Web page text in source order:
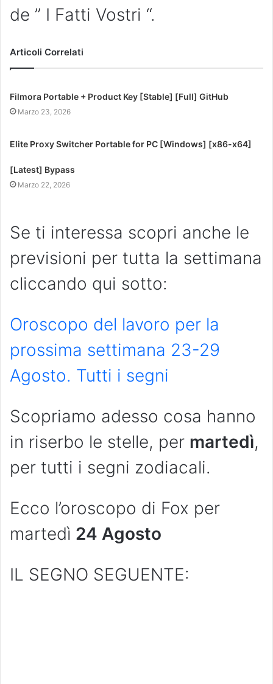
de ” I Fatti Vostri “.
Articoli Correlati
Filmora Portable + Product Key [Stable] [Full] GitHub
Marzo 23, 2026
Elite Proxy Switcher Portable for PC [Windows] [x86-x64]
[Latest] Bypass
Marzo 22, 2026
Se ti interessa scopri anche le
previsioni per tutta la settimana
cliccando qui sotto:
Oroscopo del lavoro per la
prossima settimana 23-29
Agosto. Tutti i segni
Scopriamo adesso cosa hanno
in riserbo le stelle, per martedì,
per tutti i segni zodiacali.
Ecco l’oroscopo di Fox per
martedì 24 Agosto
IL SEGNO SEGUENTE: